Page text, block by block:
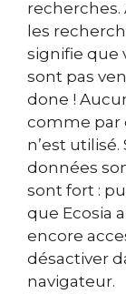
recherches.
les
signifie que
sont pas
done !
comme par
n’est
données
sont fort :
que Ecosia
encore
désactiver
navigateur.